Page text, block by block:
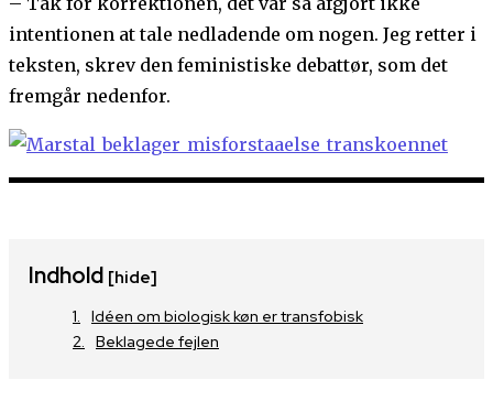
intentionen at tale nedladende om nogen. Jeg retter i
teksten, skrev den feministiske debattør, som det
fremgår nedenfor.
Indhold [hide]
Idéen om biologisk køn er transfobisk
Beklagede fejlen